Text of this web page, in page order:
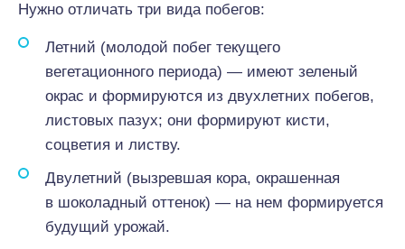
Нужно отличать три вида побегов:
Летний (молодой побег текущего
вегетационного периода) — имеют зеленый
окрас и формируются из двухлетних побегов,
листовых пазух; они формируют кисти,
соцветия и листву.
Двулетний (вызревшая кора, окрашенная
в шоколадный оттенок) — на нем формируется
будущий урожай.